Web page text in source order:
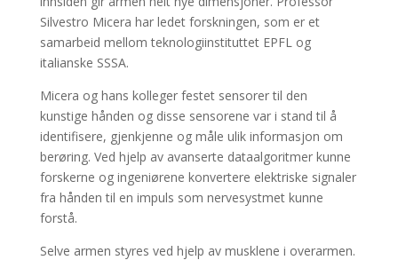
Silvestro Micera har ledet forskningen, som er et
samarbeid mellom teknologiinstituttet EPFL og
italianske SSSA.
Micera og hans kolleger festet sensorer til den
kunstige hånden og disse sensorene var i stand til å
identifisere, gjenkjenne og måle ulik informasjon om
berøring. Ved hjelp av avanserte dataalgoritmer kunne
forskerne og ingeniørene konvertere elektriske signaler
fra hånden til en impuls som nervesystmet kunne
forstå.
Selve armen styres ved hjelp av musklene i overarmen.